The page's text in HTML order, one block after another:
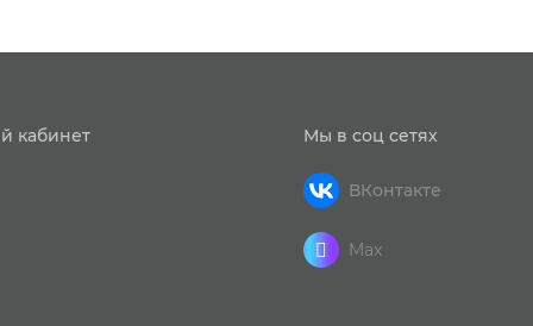
кабинет Мы в соц сетях
ВКонтакте